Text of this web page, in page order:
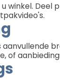
winkel. Deel
of